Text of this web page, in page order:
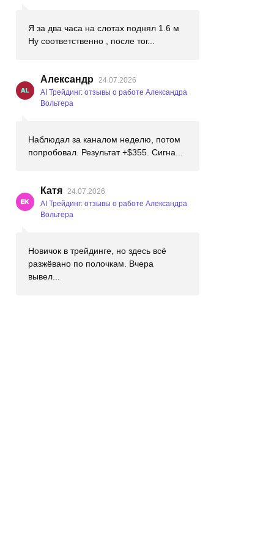
Я за два часа на слотах поднял 1.6 м
Ну соответственно , после тог...
Александр
24.07.2026
AI Трейдинг: отзывы о работе Александра
Вольтера
Наблюдал за каналом неделю, потом
попробовал. Результат +$355. Сигна...
Катя 24.07.2026
AI Трейдинг: отзывы о работе Александра
Вольтера
Новичок в трейдинге, но здесь всё
разжёвано по полочкам. Вчера
вывел...